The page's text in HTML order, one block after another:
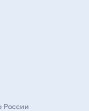
России